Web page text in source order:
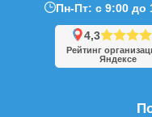
Пн-Пт: с 9:00 до
4,3
Рейтинг
Яндексе